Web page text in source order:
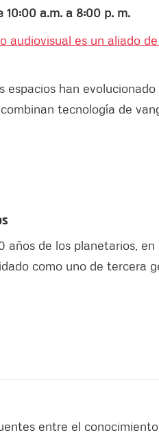
10:00 a.m. a 8:00 p. m.
audiovisual es un aliado
espacios han
tecnología de
de los planetarios, en
como uno de tercera
entre el